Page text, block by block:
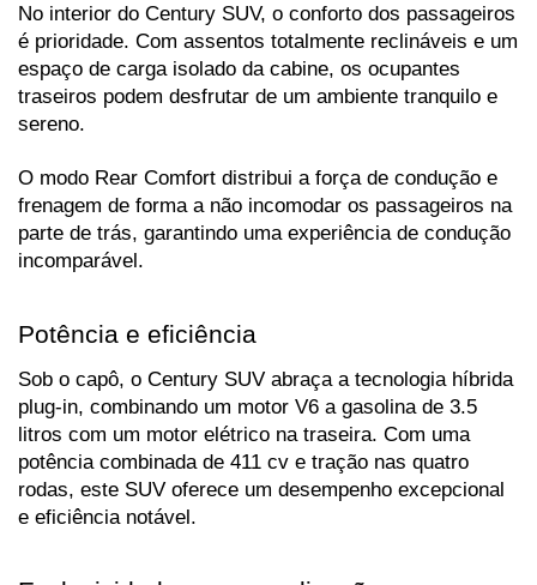
No interior do Century SUV, o conforto dos passageiros
é prioridade. Com assentos totalmente reclináveis e um
espaço de carga isolado da cabine, os ocupantes
traseiros podem desfrutar de um ambiente tranquilo e
sereno.
O modo Rear Comfort distribui a força de condução e
frenagem de forma a não incomodar os passageiros na
parte de trás, garantindo uma experiência de condução
incomparável.
Potência e eficiência
Sob o capô, o Century SUV abraça a tecnologia híbrida
plug-in, combinando um motor V6 a gasolina de 3.5
litros com um motor elétrico na traseira. Com uma
potência combinada de 411 cv e tração nas quatro
rodas, este SUV oferece um desempenho excepcional
e eficiência notável.